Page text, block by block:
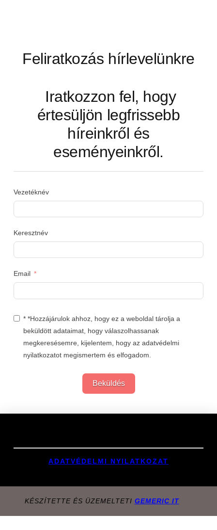
Feliratkozás hírlevelünkre
Iratkozzon fel, hogy
értesüljön legfrissebb
híreinkről és
eseményeinkről.
Vezetéknév
Keresztnév
Email
* *Hozzájárulok ahhoz, hogy ez a weboldal tárolja a
beküldött adataimat, hogy válaszolhassanak
megkeresésemre, kijelentem, hogy az adatvédelmi
nyilatkozatot megismertem és elfogadom.
Beküldés
ADATVÉDELMI NYILATKOZAT
KÉSZÍTETTE ÉS ÜZEMELTETI GEMERIC IT